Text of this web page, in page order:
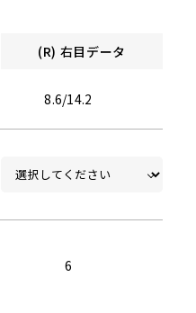
(R) 右目データ
8.6/14.2
6